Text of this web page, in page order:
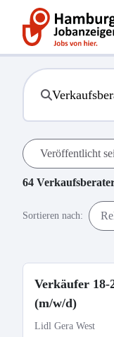
Veröffentlicht
64
Sortieren nach:
Verkäufer 18-
(m/w/d)
Lidl Gera West